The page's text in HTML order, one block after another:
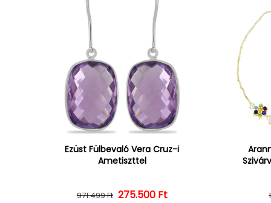
Ezüst Fülbevaló Vera Cruz-i
Ametiszttel
Normál ár
971.499 Ft Kedvezményes ár
275.500 Ft